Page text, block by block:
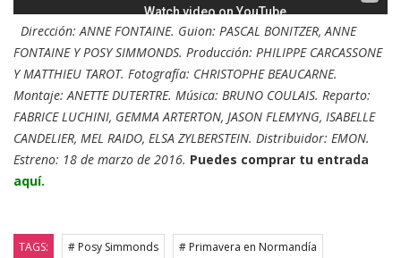
Dirección: ANNE FONTAINE. Guion: PASCAL BONITZER, ANNE
FONTAINE Y POSY SIMMONDS. Producción: PHILIPPE CARCASSONE
Y MATTHIEU TAROT. Fotografía: CHRISTOPHE BEAUCARNE.
Montaje: ANETTE DUTERTRE. Música: BRUNO COULAIS. Reparto:
FABRICE LUCHINI, GEMMA ARTERTON, JASON FLEMYNG, ISABELLE
CANDELIER, MEL RAIDO, ELSA ZYLBERSTEIN. Distribuidor: EMON.
Estreno: 18 de marzo de 2016. Puedes comprar tu entrada
aquí.
TAGS: # Posy Simmonds # Primavera en Normandía